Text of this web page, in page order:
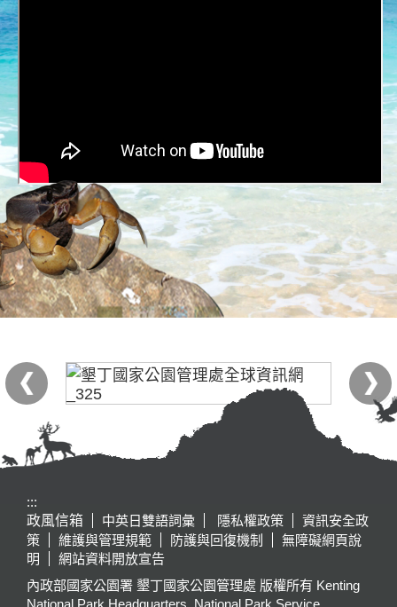
:::
政風信箱
中英日雙語詞彙 隱私權政策
資訊安全政
策
維護與管理規範 防護與回復機制
無障礙網頁說
明
網站資料開放宣告
內政部國家公園署 墾丁國家公園管理處 版權所有 Kenting
National Park Headquarters, National Park Service,